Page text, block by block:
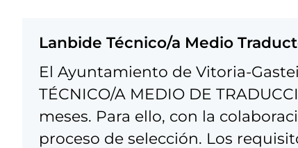
Lanbide Técnico/a Medio
El Ayuntamiento de Vitoria-
TÉCNICO/A MEDIO DE
meses. Para ello, con la
proceso de selección. Los